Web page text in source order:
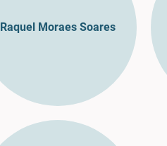
Raquel Moraes Soares